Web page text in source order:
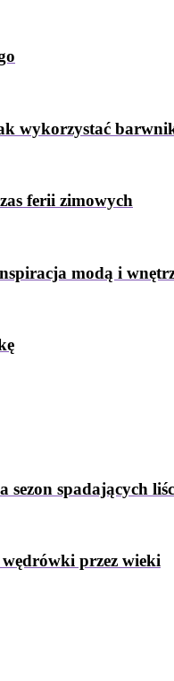
wykorzystać
ferii zimowych
modą i
sezon spadających
przez wieki